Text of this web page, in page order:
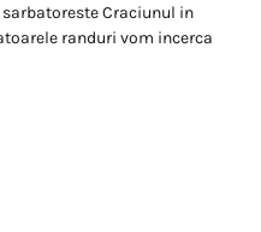
Craciunul in
randuri vom incerca